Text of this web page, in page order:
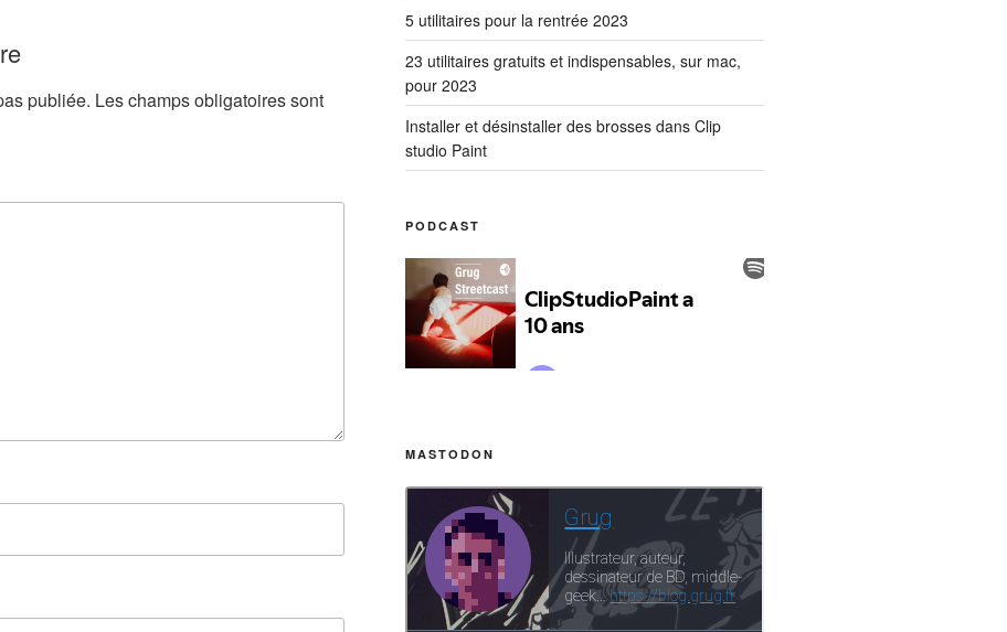
publiée. Les champs obligatoires sont
5 utilitaires pour la rentrée 2023
23 utilitaires gratuits et indispensables, sur mac,
pour 2023
Installer et désinstaller des brosses dans Clip
studio Paint
PODCAST
MASTODON